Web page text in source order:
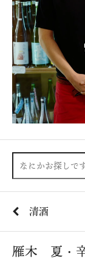
清酒
雁木 夏・